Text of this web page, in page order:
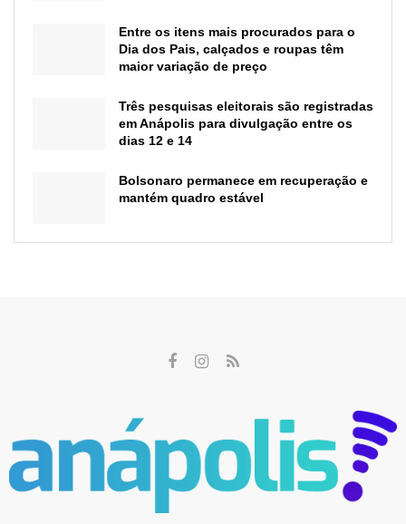
Entre os itens mais procurados para o
Dia dos Pais, calçados e roupas têm
maior variação de preço
Três pesquisas eleitorais são registradas
em Anápolis para divulgação entre os
dias 12 e 14
Bolsonaro permanece em recuperação e
mantém quadro estável